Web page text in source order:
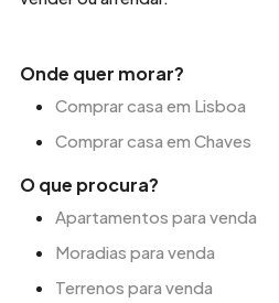
Onde quer morar?
Comprar casa em Lisboa
Comprar casa em Chaves
O que procura?
Apartamentos para venda
Moradias para venda
Terrenos para venda